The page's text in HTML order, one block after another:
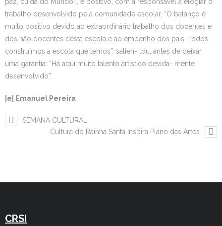
trabalho desenvolvido pela comunidade escolar. “O balanço é
muito positivo devido ao extraordinário trabalho dos docentes e
dos não docentes desta escola e ao empenho dos pais. Todos
construímos a escola que temos”, salien- tou, antes de deixar
uma garantia: “Há aqui muito talento artístico devida- mente
desenvolvido”.
|e| Emanuel Pereira
SEMANA CULTURAL
Cultura do Rainha Santa inspira Plano das Artes
CRSI